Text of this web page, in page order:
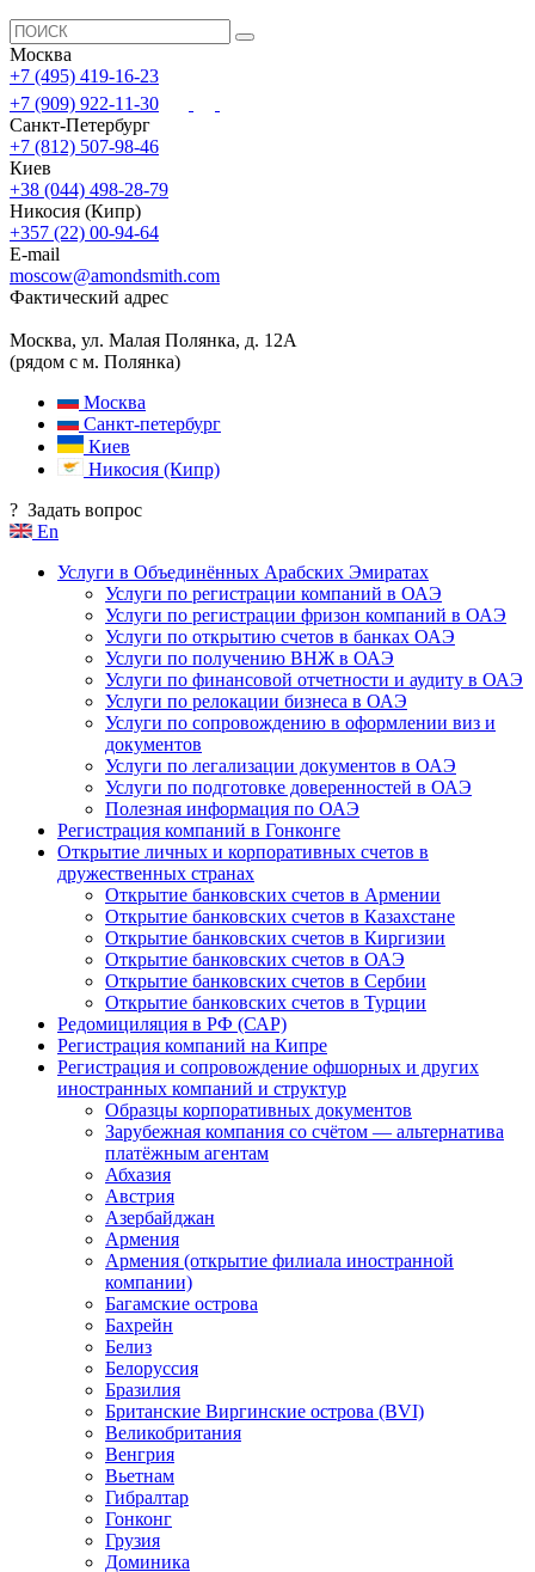
Москва
+7 (495) 419-16-23
+7 (909) 922-11-30
Санкт-Петербург
+7 (812) 507-98-46
Киев
+38 (044) 498-28-79
Никосия (Кипр)
+357 (22) 00-94-64
E-mail
moscow@amondsmith.com
Фактический адрес
Москва, ул. Малая Полянка, д. 12А
(рядом с м. Полянка)
Москва
Санкт-петербург
Киев
Никосия (Кипр)
? Задать вопрос
En
Услуги в Объединённых Арабских Эмиратах
Услуги по регистрации компаний в ОАЭ
Услуги по регистрации фризон компаний в ОАЭ
Услуги по открытию счетов в банках ОАЭ
Услуги по получению ВНЖ в ОАЭ
Услуги по финансовой отчетности и аудиту в ОАЭ
Услуги по релокации бизнеса в ОАЭ
Услуги по сопровождению в оформлении виз и
документов
Услуги по легализации документов в ОАЭ
Услуги по подготовке доверенностей в ОАЭ
Полезная информация по ОАЭ
Регистрация компаний в Гонконге
Открытие личных и корпоративных счетов в
дружественных странах
Открытие банковских счетов в Армении
Открытие банковских счетов в Казахстане
Открытие банковских счетов в Киргизии
Открытие банковских счетов в ОАЭ
Открытие банковских счетов в Сербии
Открытие банковских счетов в Турции
Редомициляция в РФ (САР)
Регистрация компаний на Кипре
Регистрация и сопровождение офшорных и других
иностранных компаний и структур
Образцы корпоративных документов
Зарубежная компания со счётом — альтернатива
платёжным агентам
Абхазия
Австрия
Азербайджан
Армения
Армения (открытие филиала иностранной
компании)
Багамские острова
Бахрейн
Белиз
Белоруссия
Бразилия
Британские Виргинские острова (BVI)
Великобритания
Венгрия
Вьетнам
Гибралтар
Гонконг
Грузия
Доминика